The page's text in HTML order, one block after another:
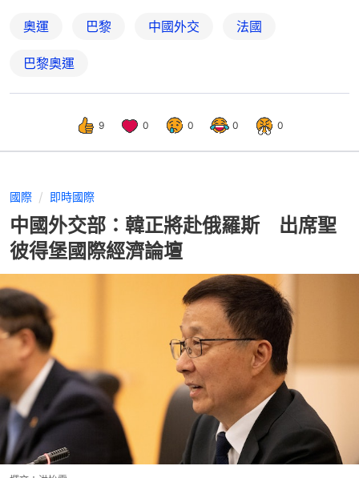
奧運 巴黎 中國外交 法國
巴黎奧運
9 0 0 0 0
國際 即時國際
中國外交部：韓正將赴俄羅斯 出席聖
彼得堡國際經濟論壇